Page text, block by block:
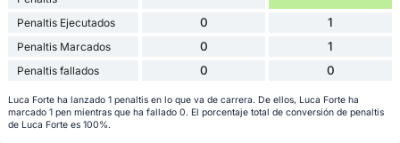
Penaltis Ejecutados 0 1
Penaltis Marcados 0 1
Penaltis fallados 0 0
Luca Forte ha lanzado 1 penaltis en lo que va de carrera. De ellos, Luca Forte ha
marcado 1 pen mientras que ha fallado 0. El porcentaje total de conversión de penaltis
de Luca Forte es 100%.